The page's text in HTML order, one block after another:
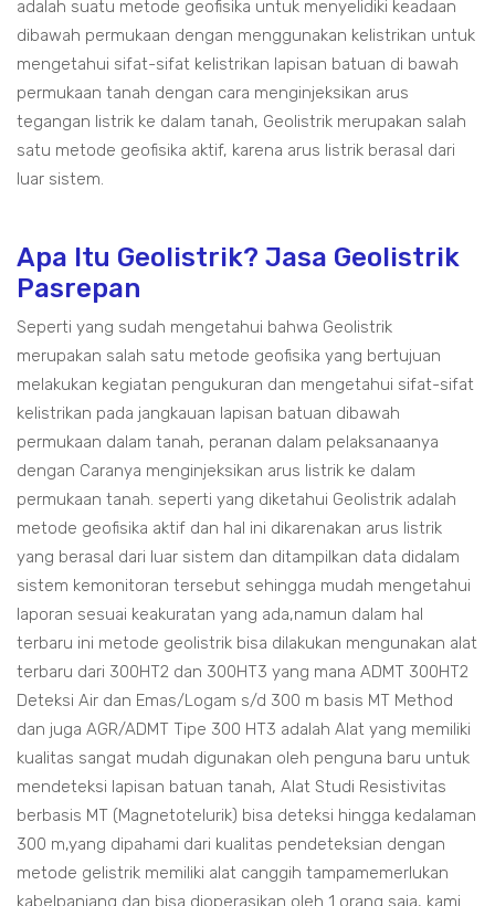
adalah suatu metode geofisika untuk menyelidiki keadaan
dibawah permukaan dengan menggunakan kelistrikan untuk
mengetahui sifat-sifat kelistrikan lapisan batuan di bawah
permukaan tanah dengan cara menginjeksikan arus
tegangan listrik ke dalam tanah, Geolistrik merupakan salah
satu metode geofisika aktif, karena arus listrik berasal dari
luar sistem.
Apa Itu Geolistrik? Jasa Geolistrik
Pasrepan
Seperti yang sudah mengetahui bahwa Geolistrik
merupakan salah satu metode geofisika yang bertujuan
melakukan kegiatan pengukuran dan mengetahui sifat-sifat
kelistrikan pada jangkauan lapisan batuan dibawah
permukaan dalam tanah, peranan dalam pelaksanaanya
dengan Caranya menginjeksikan arus listrik ke dalam
permukaan tanah. seperti yang diketahui Geolistrik adalah
metode geofisika aktif dan hal ini dikarenakan arus listrik
yang berasal dari luar sistem dan ditampilkan data didalam
sistem kemonitoran tersebut sehingga mudah mengetahui
laporan sesuai keakuratan yang ada,namun dalam hal
terbaru ini metode geolistrik bisa dilakukan mengunakan alat
terbaru dari 300HT2 dan 300HT3 yang mana ADMT 300HT2
Deteksi Air dan Emas/Logam s/d 300 m basis MT Method
dan juga AGR/ADMT Tipe 300 HT3 adalah Alat yang memiliki
kualitas sangat mudah digunakan oleh penguna baru untuk
mendeteksi lapisan batuan tanah, Alat Studi Resistivitas
berbasis MT (Magnetotelurik) bisa deteksi hingga kedalaman
300 m,yang dipahami dari kualitas pendeteksian dengan
metode gelistrik memiliki alat canggih tampamemerlukan
kabelpanjang dan bisa dioperasikan oleh 1 orang saja, kami